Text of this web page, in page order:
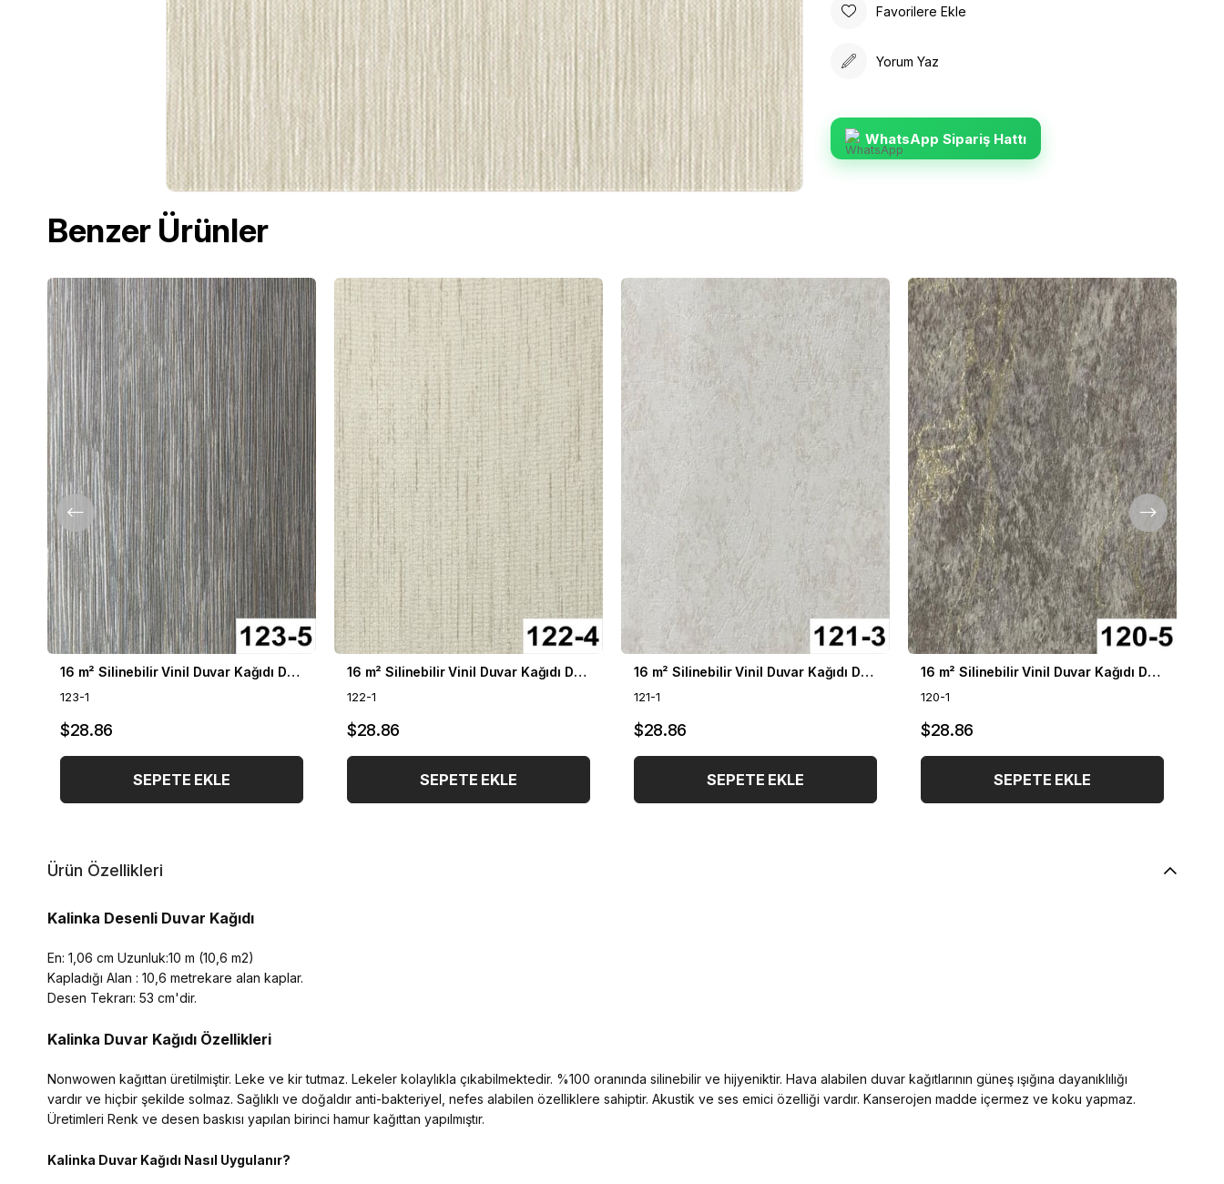
Favorilere Ekle
Yorum Yaz
WhatsApp Sipariş Hattı
Benzer Ürünler
16 m² Silinebilir Vinil Duvar Kağıdı DH-123
123-1
$28.86
SEPETE EKLE
16 m² Silinebilir Vinil Duvar Kağıdı DH-122
122-1
$28.86
SEPETE EKLE
16 m² Silinebilir Vinil Duvar Kağıdı DH-121
121-1
$28.86
SEPETE EKLE
16 m² Silinebilir Vinil Duvar Kağıdı DH-120
120-1
$28.86
SEPETE EKLE
Ürün Özellikleri
Kalinka Desenli Duvar Kağıdı
En: 1,06 cm Uzunluk:10 m (10,6 m2)
Kapladığı Alan : 10,6 metrekare alan kaplar.
Desen Tekrarı: 53 cm'dir.
Kalinka Duvar Kağıdı Özellikleri
Nonwowen kağıttan üretilmiştir. Leke ve kir tutmaz. Lekeler kolaylıkla çıkabilmektedir. %100 oranında silinebilir ve hijyeniktir. Hava alabilen duvar kağıtlarının güneş ışığına dayanıklılığı
vardır ve hiçbir şekilde solmaz. Sağlıklı ve doğaldır anti-bakteriyel, nefes alabilen özelliklere sahiptir. Akustik ve ses emici özelliği vardır. Kanserojen madde içermez ve koku yapmaz.
Üretimleri Renk ve desen baskısı yapılan birinci hamur kağıttan yapılmıştır.
Kalinka Duvar Kağıdı Nasıl Uygulanır?